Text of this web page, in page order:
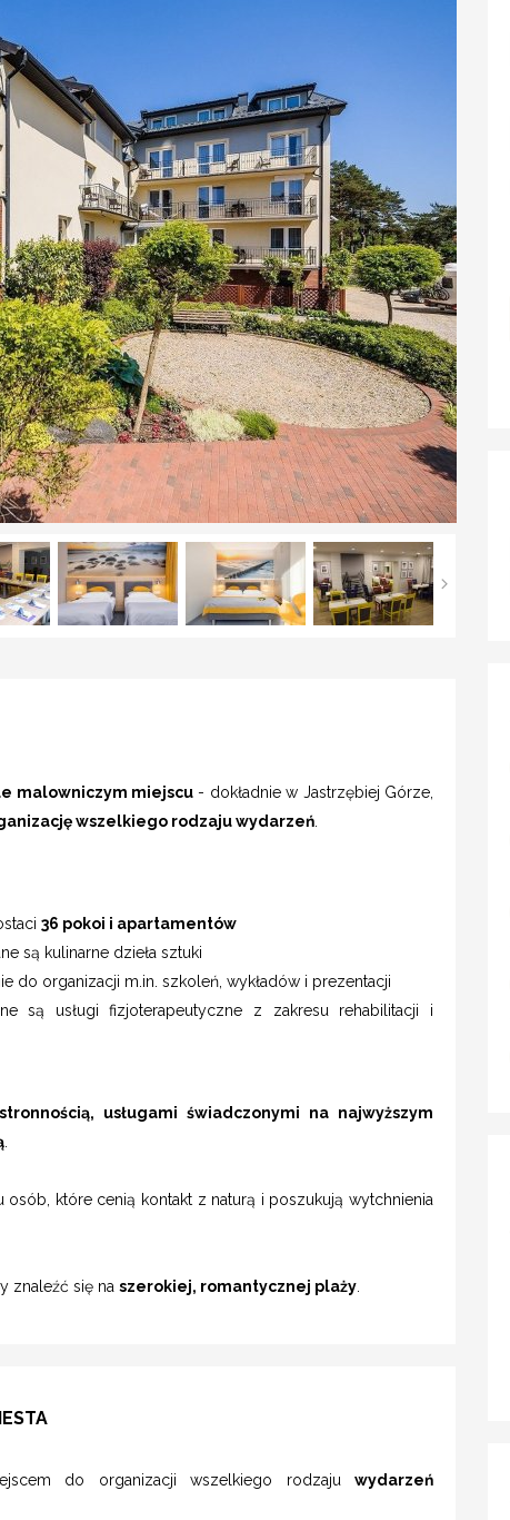
malowniczym miejscu- dokładnie w Jastrzębiej Górze,
wszelkiego rodzaju wydarzeń
36 pokoi i apartamentów
są kulinarne dzieła sztuki
do organizacji m.in. szkoleń, wykładów i prezentacji
są usługi fizjoterapeutyczne z zakresu rehabilitacji i
usługami świadczonymi na najwyższym
które cenią kontakt z naturą i poszukują wytchnienia
znaleźć się na szerokiej, romantycznej plaży
do organizacji wszelkiego rodzaju wydarzeń